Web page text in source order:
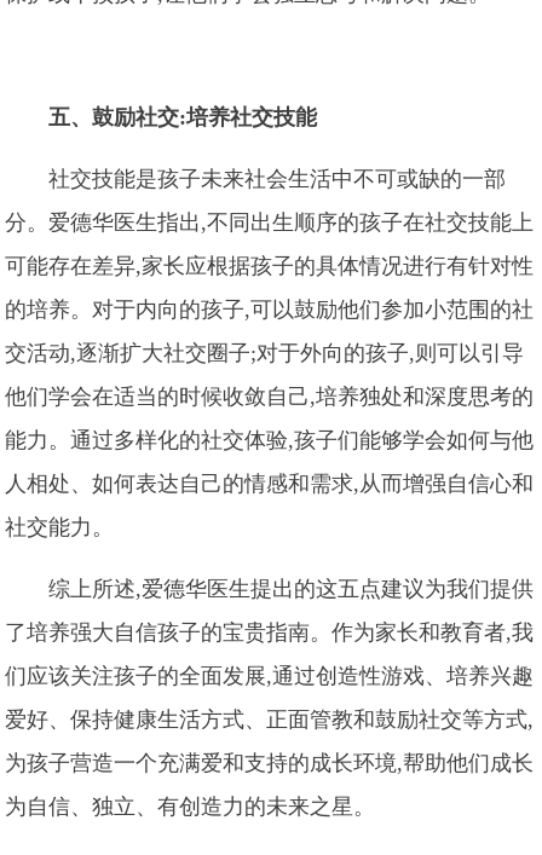
五、鼓励社交:培养社交技能
社交技能是孩子未来社会生活中不可或缺的一部
分。爱德华医生指出,不同出生顺序的孩子在社交技能上
可能存在差异,家长应根据孩子的具体情况进行有针对性
的培养。对于内向的孩子,可以鼓励他们参加小范围的社
交活动,逐渐扩大社交圈子;对于外向的孩子,则可以引导
他们学会在适当的时候收敛自己,培养独处和深度思考的
能力。通过多样化的社交体验,孩子们能够学会如何与他
人相处、如何表达自己的情感和需求,从而增强自信心和
社交能力。
综上所述,爱德华医生提出的这五点建议为我们提供
了培养强大自信孩子的宝贵指南。作为家长和教育者,我
们应该关注孩子的全面发展,通过创造性游戏、培养兴趣
爱好、保持健康生活方式、正面管教和鼓励社交等方式,
为孩子营造一个充满爱和支持的成长环境,帮助他们成长
为自信、独立、有创造力的未来之星。